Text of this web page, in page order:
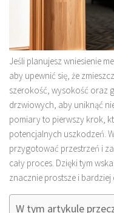
Jeśli planujesz wniesienie
aby upewnić się, że
szerokość, wysokość oraz
drzwiowych, aby uniknąć
pomiary to pierwszy krok,
potencjalnych uszkodzeń.
przygotować przestrzeń i
cały proces. Dzięki tym
znacznie prostsze i bardziej
W tym artykule